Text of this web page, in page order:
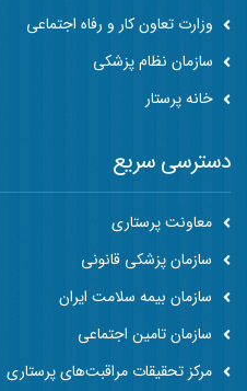
وزارت تعاون کار و رفاه اجتماعی
سازمان نظام پزشکی
خانه پرستار
دسترسی سریع
معاونت پرستاری
سازمان پزشکی قانونی
سازمان بیمه سلامت ایران
سازمان تامین اجتماعی
مرکز تحقیقات مراقبت‌های پرستاری